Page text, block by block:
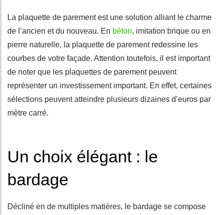
La plaquette de parement est une solution alliant le charme
de l’ancien et du nouveau. En béton, imitation brique ou en
pierre naturelle, la plaquette de parement redessine les
courbes de votre façade. Attention toutefois, il est important
de noter que les plaquettes de parement peuvent
représenter un investissement important. En effet, certaines
sélections peuvent atteindre plusieurs dizaines d’euros par
mètre carré.
Un choix élégant : le
bardage
Décliné en de multiples matières, le bardage se compose